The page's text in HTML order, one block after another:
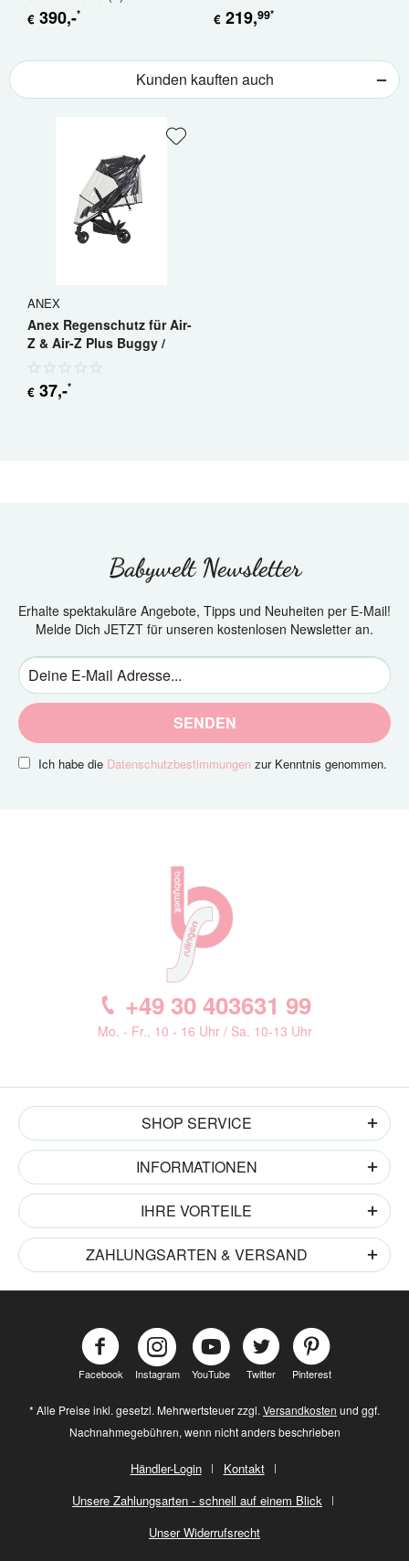
€ 390,-* € 219,99*
Kunden kauften auch
ANEX
Anex Regenschutz für Air-
Z & Air-Z Plus Buggy /
Sportkinderwagen
€ 37,-*
Babywelt Newsletter
Erhalte spektakuläre Angebote, Tipps und Neuheiten per E-Mail!
Melde Dich JETZT für unseren kostenlosen Newsletter an.
SENDEN
Ich habe die Datenschutzbestimmungen zur Kenntnis genommen.
+49 30 403631 99
Mo. - Fr., 10 - 16 Uhr / Sa. 10-13 Uhr
SHOP SERVICE
INFORMATIONEN
IHRE VORTEILE
ZAHLUNGSARTEN & VERSAND
Facebook Instagram YouTube Twitter Pinterest
* Alle Preise inkl. gesetzl. Mehrwertsteuer zzgl. Versandkosten und ggf.
Nachnahmegebühren, wenn nicht anders beschrieben
Händler-Login
Kontakt
Unsere Zahlungsarten - schnell auf einem Blick
Unser Widerrufsrecht